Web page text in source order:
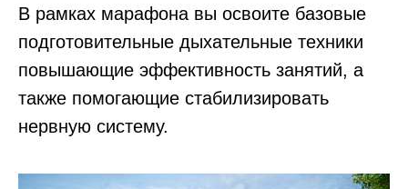
В рамках марафона вы освоите базовые
подготовительные дыхательные техники
повышающие эффективность занятий, а
также помогающие стабилизировать
нервную систему.